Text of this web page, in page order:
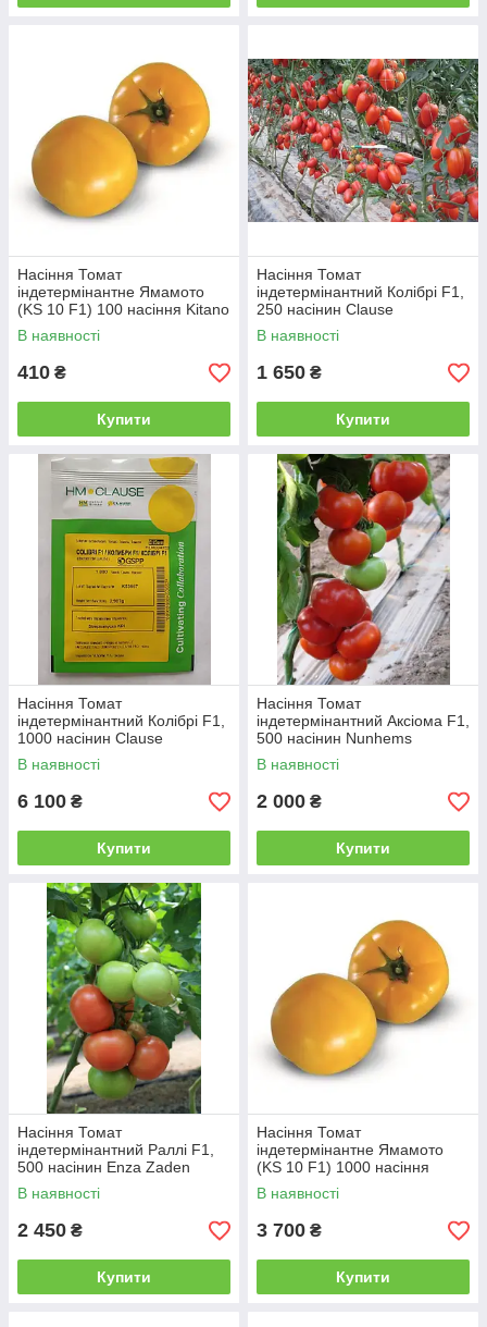
Насіння Томат
індетермінантне Ямамото
(KS 10 F1) 100 насіння Kitano
Seeds
В наявності
410 ₴
Купити
Насіння Томат
індетермінантний Колібрі F1,
250 насінин Clause
В наявності
1 650 ₴
Купити
Насіння Томат
індетермінантний Колібрі F1,
1000 насінин Clause
В наявності
6 100 ₴
Купити
Насіння Томат
індетермінантний Аксіома F1,
500 насінин Nunhems
В наявності
2 000 ₴
Купити
Насіння Томат
індетермінантний Раллі F1,
500 насінин Enza Zaden
В наявності
2 450 ₴
Купити
Насіння Томат
індетермінантне Ямамото
(KS 10 F1) 1000 насіння
Kitano Seeds
В наявності
3 700 ₴
Купити